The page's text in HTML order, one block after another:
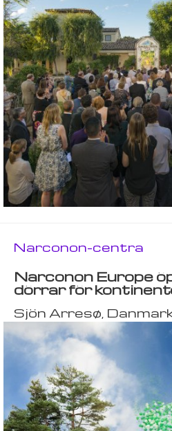
Narconon-centra
Narconon Europe
dörrar för
Sjön Arresø,